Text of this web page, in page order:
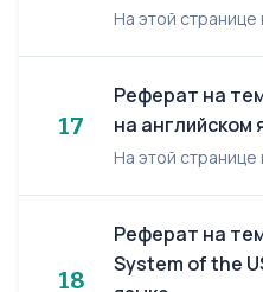
17
Реферат на
на английском
18
Реферат на
System of the